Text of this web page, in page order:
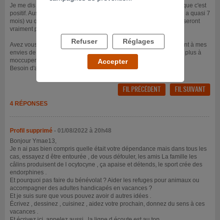
Je me dis heureusement qu'actuellement je n'en ai pas et je sais que c'est
positif. Aussi j'essaye de m'accrocher au faite qu'à ma rechute (il y a quasi 7
mois) vu que je suis sous buprénorphine (orobupré) les effets ne seront
vraiment pas terribles et j'avoue que ça ça m'aide un peu.
Avez vous quelques idées d'occupations qui je l'espère permettront à mes
envies de se barrer vissa ? Il est même pas 13h et je n'arrive déjà plus à
moccuper !
Besoin d'aide s'il vous plait.
FIL PRÉCÉDENT FIL SUIVANT
4 RÉPONSES
Profil supprimé - 01/08/2022 à 20h48
Bonjour Ymae13,
Je n ai pas bien compris quelle était votre dépendance mais dans tous les
cas, essayez d être entourée , de vous défouler, les amis La famille les
câlins produisent de l ocytocyne , ça apaise et détends, le sport crée des
endorphines .
Et pourquoi pas faire du bénévolat ? Aider les refuges pour animaux ou
accompagner des adultes handicapés en vacances ?
Et je suis sure que vous pouvez avoir d autres idées .
Écrivez , dessinez , cuisinez , aidez votre prochain, donnez du sens à ces
vacances .
Refuser Réglages
Accepter